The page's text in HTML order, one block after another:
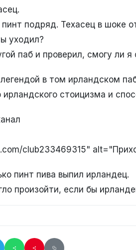
подряд. Техасец в шоке
уходил?
паб и проверил, смогу ли я
в том ирландском
стоицизма и
club233469315"
пинт пива выпил ирландец.
произойти, если бы